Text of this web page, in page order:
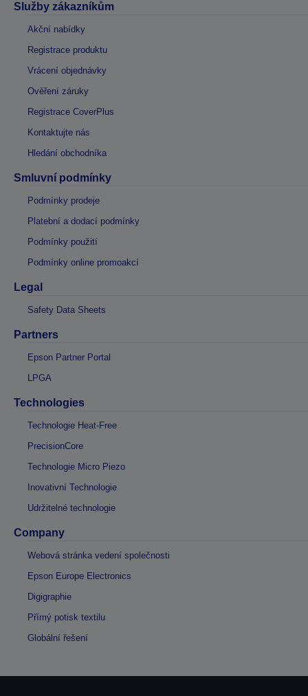
Služby zákazníkům
Akční nabídky
Registrace produktu
Vrácení objednávky
Ověření záruky
Registrace CoverPlus
Kontaktujte nás
Hledání obchodníka
Smluvní podmínky
Podmínky prodeje
Platební a dodací podmínky
Podmínky použití
Podmínky online promoakcí
Legal
Safety Data Sheets
Partners
Epson Partner Portal
LPGA
Technologies
Technologie Heat-Free
PrecisionCore
Technologie Micro Piezo
Inovativní Technologie
Udržitelné technologie
Company
Webová stránka vedení společnosti
Epson Europe Electronics
Digigraphie
Přímý potisk textilu
Globální řešení